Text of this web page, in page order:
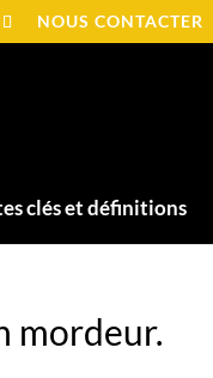
NOUS CONTACTER
clés et définitions
mordeur.